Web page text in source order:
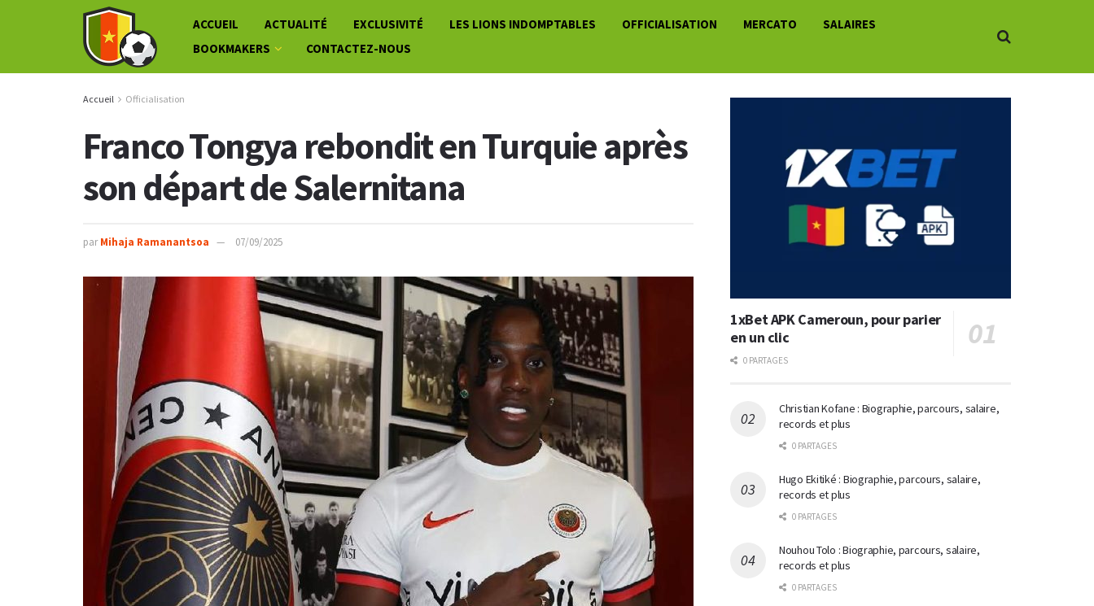
ACCUEIL ACTUALITÉ EXCLUSIVITÉ LES LIONS INDOMPTABLES OFFICIALISATION MERCATO
SALAIRES
BOOKMAKERS
CONTACTEZ-NOUS
Accueil Officialisation
Franco Tongya rebondit en Turquie après
son départ de Salernitana
par Mihaja Ramanantsoa 07/09/2025
1xBet APK Cameroun, pour parier
en un clic
0 PARTAGES
Christian Kofane : Biographie, parcours, salaire,
records et plus
0 PARTAGES
Hugo Ekitiké : Biographie, parcours, salaire,
records et plus
0 PARTAGES
Nouhou Tolo : Biographie, parcours, salaire,
records et plus
0 PARTAGES